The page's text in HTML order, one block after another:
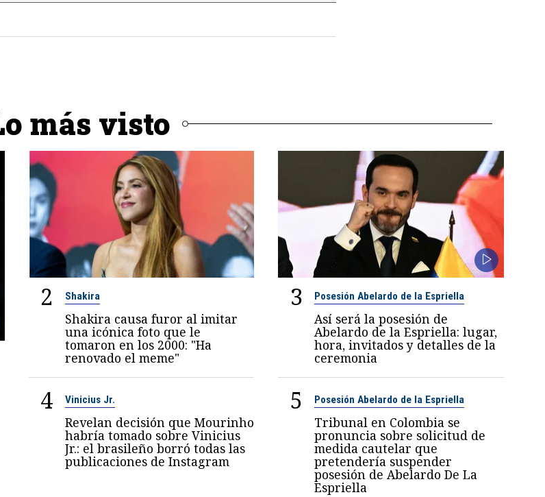
más visto
2 Shakira
Shakira causa furor al imitar
una icónica foto que le
tomaron en los 2000: "Ha
renovado el meme"
3 Posesión Abelardo de la Espriella
Así será la posesión de
Abelardo de la Espriella: lugar,
hora, invitados y detalles de la
ceremonia
4 Vinicius Jr.
Revelan decisión que Mourinho
habría tomado sobre Vinicius
Jr.: el brasileño borró todas las
publicaciones de Instagram
5 Posesión Abelardo de la Espriella
Tribunal en Colombia se
pronuncia sobre solicitud de
medida cautelar que
pretendería suspender
posesión de Abelardo De La
Espriella